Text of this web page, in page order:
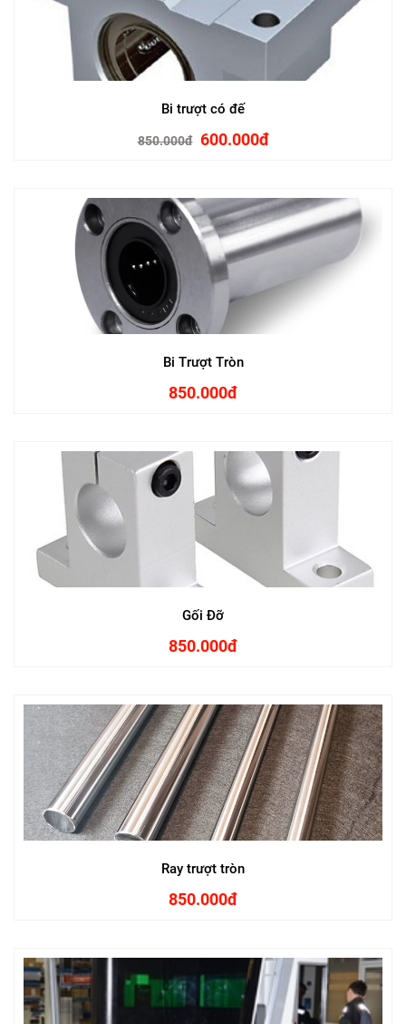
Bi trượt có đế
850.000đ 600.000đ
Bi Trượt Tròn
850.000đ
Gối Đỡ
850.000đ
Ray trượt tròn
850.000đ